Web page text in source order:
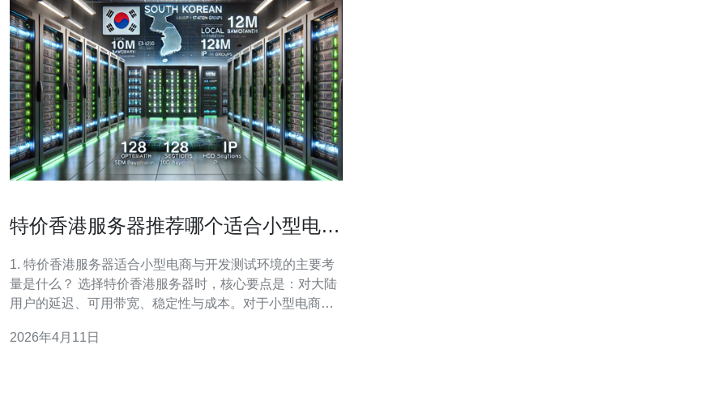
特价香港服务器推荐哪个适合小型电商
1. 特价香港服务器适合小型电商与开发测试环境的主要考
量是什么？ 选择特价香港服务器时，核心要点是：对大陆
用户的延迟、可用带宽、稳定性与成本。对于小型电商，
动和稳定的峰值带宽；而用于开发测试环境则更看重快速
2026年4月11日